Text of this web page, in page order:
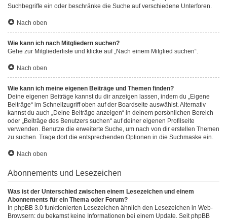
Suchbegriffe ein oder beschränke die Suche auf verschiedene Unterforen.
Nach oben
Wie kann ich nach Mitgliedern suchen?
Gehe zur Mitgliederliste und klicke auf „Nach einem Mitglied suchen“.
Nach oben
Wie kann ich meine eigenen Beiträge und Themen finden?
Deine eigenen Beiträge kannst du dir anzeigen lassen, indem du „Eigene
Beiträge“ im Schnellzugriff oben auf der Boardseite auswählst. Alternativ
kannst du auch „Deine Beiträge anzeigen“ in deinem persönlichen Bereich
oder „Beiträge des Benutzers suchen“ auf deiner eigenen Profilseite
verwenden. Benutze die erweiterte Suche, um nach von dir erstellen Themen
zu suchen. Trage dort die entsprechenden Optionen in die Suchmaske ein.
Nach oben
Abonnements und Lesezeichen
Was ist der Unterschied zwischen einem Lesezeichen und einem
Abonnements für ein Thema oder Forum?
In phpBB 3.0 funktionierten Lesezeichen ähnlich den Lesezeichen in Web-
Browsern: du bekamst keine Informationen bei einem Update. Seit phpBB